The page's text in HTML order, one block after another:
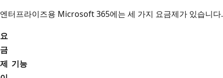
엔터프라이즈용 Microsoft 365에는 세 가지 요금제가 있습니다.
요
금
제 기능